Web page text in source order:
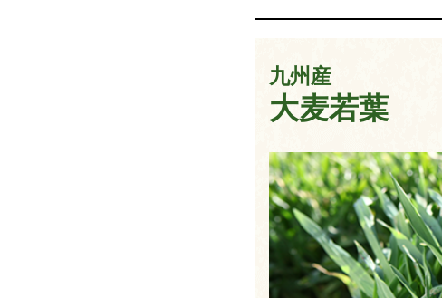
九州産
大麦若葉